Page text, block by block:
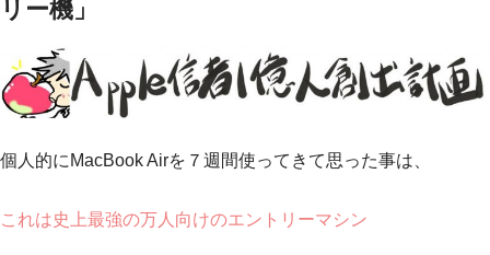
リー機」
個人的にMacBook Airを７週間使ってきて思った事は、
これは史上最強の万人向けのエントリーマシン